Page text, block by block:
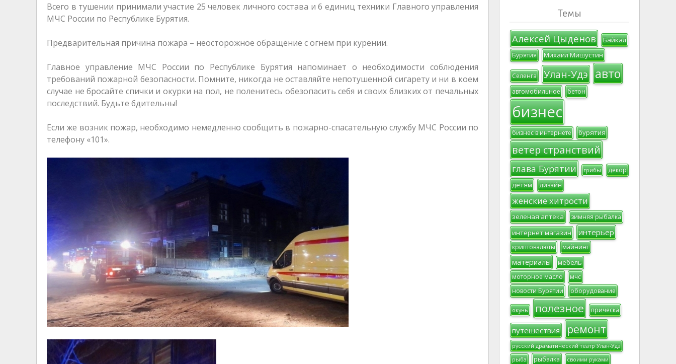
Всего в тушении принимали участие 25 человек личного состава и 6 единиц техники Главного управления
МЧС России по Республике Бурятия.
Предварительная причина пожара – неосторожное обращение с огнем при курении.
Главное управление МЧС России по Республике Бурятия напоминает о необходимости соблюдения
требований пожарной безопасности. Помните, никогда не оставляйте непотушенной сигарету и ни в коем
случае не бросайте спички и окурки на пол, не поленитесь обезопасить себя и своих близких от печальных
последствий. Будьте бдительны!
Если же возник пожар, необходимо немедленно сообщить в пожарно-спасательную службу МЧС России по
телефону «101».
Темы
Алексей Цыденов Байкал
Бурятия Михаил Мишустин
Селенга Улан-Удэ авто
автомобильное бетон
бизнес
бизнес в интернете бурятия
ветер странствий
глава Бурятии грибы декор
детям дизайн
женские хитрости
зеленая аптека зимняя рыбалка
интернет магазин интерьер
криптовалюты майнинг
материалы мебель
моторное масло
мчс
новости Бурятии
оборудование
окунь полезное прическа
путешествия ремонт
русский драматический театр Улан-Удэ
рыба
рыбалка
своими руками